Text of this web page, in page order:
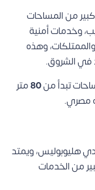
من المساحات
وخدمات أمنية
وهذه
في الشروق.
تبدأ من80متر
مصري.
هليوبوليس، ويمتد
من الخدمات